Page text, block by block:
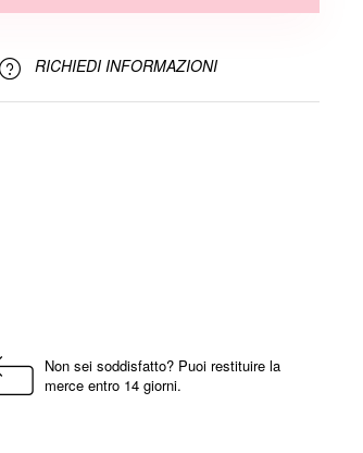
RICHIEDI INFORMAZIONI
Non sei soddisfatto? Puoi restituire la
merce entro 14 giorni.